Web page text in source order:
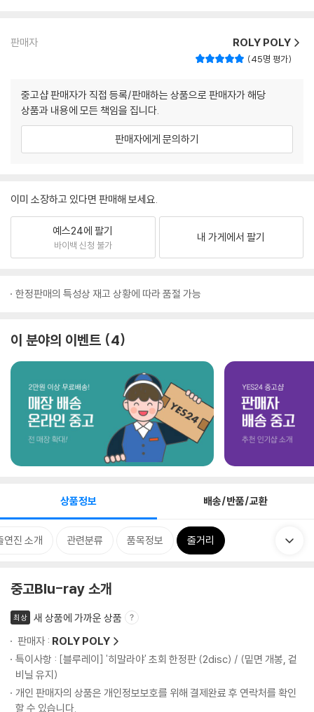
판매자 ROLY POLY
45명 평가
중고샵 판매자가 직접 등록/판매하는 상품으로 판매자가 해당
상품과 내용에 모든 책임을 집니다.
판매자에게 문의하기
이미 소장하고 있다면 판매해 보세요.
예스24에 팔기
바이백 신청 불가
내 가게에서 팔기
한정판매의 특성상 재고 상황에 따라 품절 가능
이 분야의 이벤트 4
상품정보 배송/반품/교환
연진 소개 관련분류 품목정보 줄거리
중고Blu-ray 소개
최상
새 상품에 가까운 상품
판매자 : ROLY POLY
특이사항 : [블루레이] '히말라야' 초회 한정판 (2disc) / (밑면 개봉, 겉
비닐 유지)
개인 판매자의 상품은 개인정보보호를 위해 결제완료 후 연락처를 확인
할 수 있습니다.